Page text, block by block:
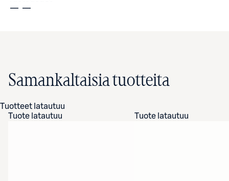
Samankaltaisia tuotteita
Tuotteet latautuu
Tuote latautuu
Tuote latautuu